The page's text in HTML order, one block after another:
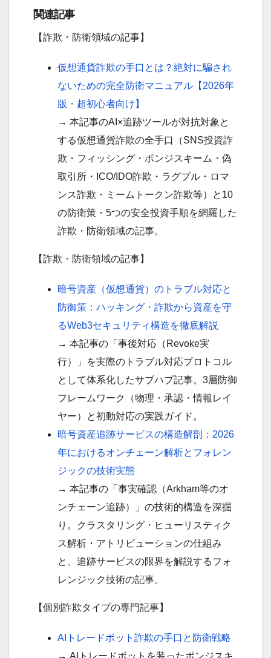
関連記事
【詐欺・防衛領域の記事】
仮想通貨詐欺の手口とは？絶対に騙され
ないための完全防衛マニュアル【2026年
版・超初心者向け】
→ 本記事のAI×追跡ツールが対抗対象と
する仮想通貨詐欺の全手口（SNS投資詐
欺・フィッシング・ポンジスキーム・偽
取引所・ICO/IDO詐欺・ラグプル・ロマ
ンス詐欺・ミームトークン詐欺等）と10
の防衛策・5つの安全投資手順を網羅した
詐欺・防衛領域の記事。
【詐欺・防衛領域の記事】
暗号資産（仮想通貨）のトラブル対応と
防御策：ハッキング・詐欺から資産を守
るWeb3セキュリティ構造を徹底解説
→ 本記事の「事後対応（Revoke実
行）」を実際のトラブル対応プロトコル
として体系化したサブハブ記事。3層防御
フレームワーク（物理・承認・情報レイ
ヤー）と初動対応の実践ガイド。
暗号資産追跡サービスの構造解剖：2026
年におけるオンチェーン解析とフォレン
ジックの技術実態
→ 本記事の「事実確認（Arkham等のオ
ンチェーン追跡）」の技術的構造を深掘
り。クラスタリング・ヒューリスティク
ス解析・アトリビューションの仕組み
と、追跡サービスの限界を解説するフォ
レンジック技術の記事。
【個別詐欺タイプの専門記事】
AIトレードボット詐欺の手口と防衛戦略